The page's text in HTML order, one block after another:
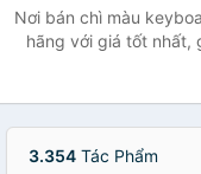
Nơi bán chì màu
hãng với giá tốt nhất,
3.354 Tác Phẩm